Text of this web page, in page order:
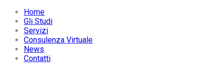
Home
Gli Studi
Servizi
Consulenza Virtuale
News
Contatti